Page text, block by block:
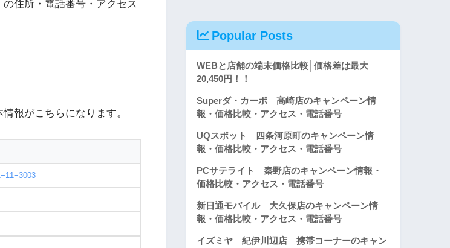
住所・電話番号・アクセス
報がこちらになります。
Popular Posts
WEBと店舗の端末価格比較│価格差は最大
20,450円！！
Superダ・カーポ 高崎店のキャンペーン情
報・価格比較・アクセス・電話番号
UQスポット 四条河原町のキャンペーン情
報・価格比較・アクセス・電話番号
PCサテライト 秦野店のキャンペーン情報・
価格比較・アクセス・電話番号
新日通モバイル 大久保店のキャンペーン情
報・価格比較・アクセス・電話番号
イズミヤ 紀伊川辺店 携帯コーナーのキャン